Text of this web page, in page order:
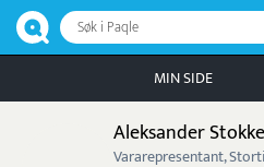
Søk i Paqle
MIN SIDE
Aleksander
Vararepresentant,